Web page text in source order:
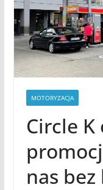
MOTORYZACJA
Circle
nas